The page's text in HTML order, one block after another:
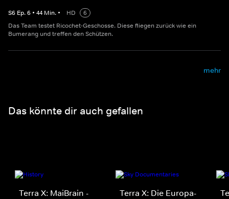
S6 Ep.6 • 44 Min. • HD
6
Das Team testet Ricochet-Geschosse. Diese fliegen zurück wie ein
Bumerang und treffen den Schützen.
mehr
Das könnte dir auch gefallen
Terra X: MaiBrain -
Terra X: Die Europa-